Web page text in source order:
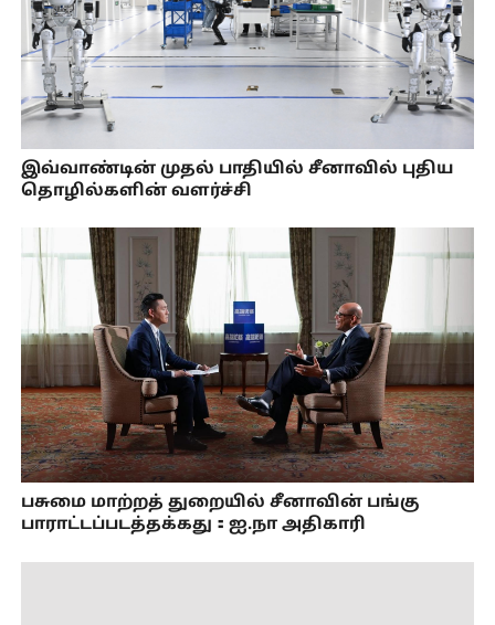
இவ்வாண்டின் முதல் பாதியில் சீனாவில் புதிய
தொழில்களின் வளர்ச்சி
பசுமை மாற்றத் துறையில் சீனாவின் பங்கு
பாராட்டப்படத்தக்கது：ஐ.நா அதிகாரி